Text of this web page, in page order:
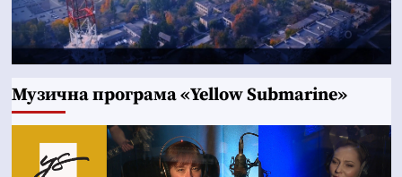
Музична програма «Yellow Submarine»